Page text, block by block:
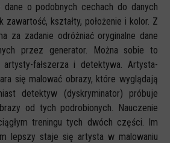
o podobnych cechach do danych
zawartość, kształty, położenie i kolor. Z
za zadanie odróżniać oryginalne dane
przez generator. Można sobie to
fałszerza i detektywa. Artysta-
się malować obrazy, które wyglądają
detektyw (dyskryminator) próbuje
od tych podrobionych. Nauczenie
treningu tych dwóch części. Im
lepszy staje się artysta w malowaniu